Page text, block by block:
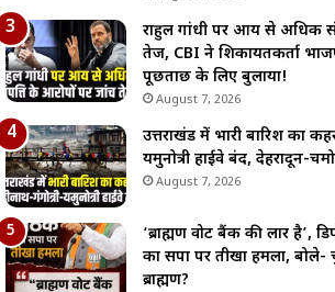
राहुल गांधी पर आय से अधिक
तेज, CBI ने शिकायतकर्ता
पूछताछ के लिए बुलाया!
August 7, 2026
उत्तराखंड में भारी बारिश का
यमुनोत्री हाईवे बंद, देहरादून-
August 7, 2026
‘ब्राह्मण वोट बैंक की लार है’,
का सपा पर तीखा हमला,
ब्राह्मण?